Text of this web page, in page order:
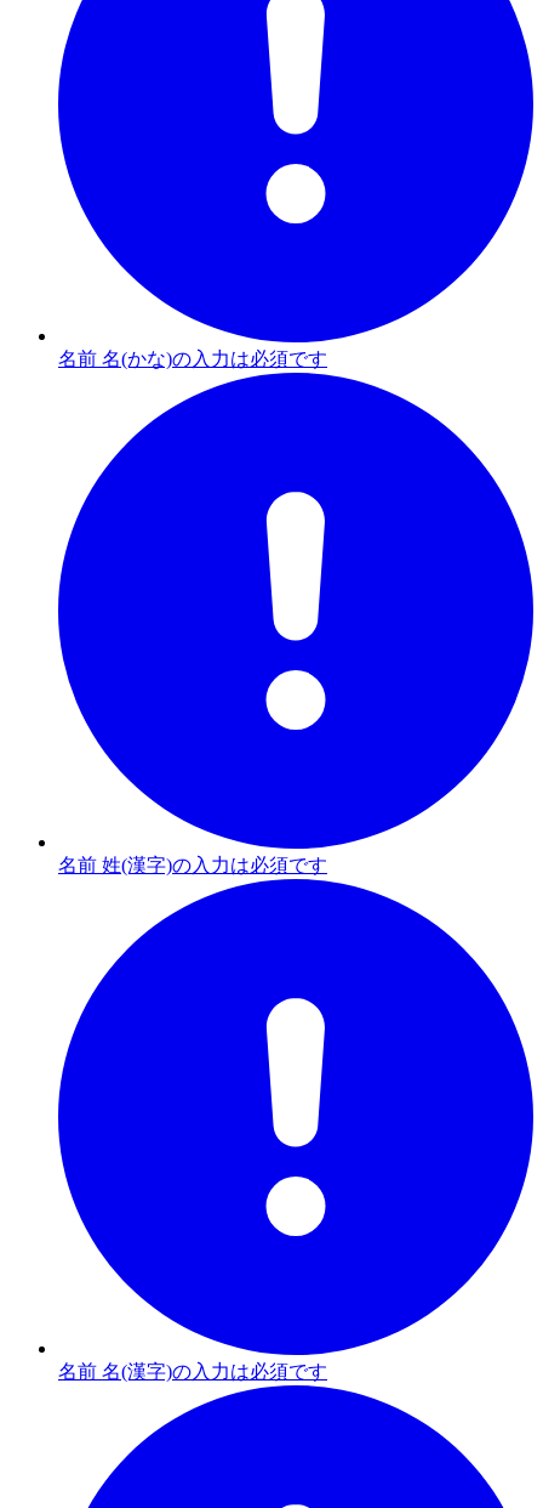
名前 名(かな)の入力は必須です
名前 姓(漢字)の入力は必須です
名前 名(漢字)の入力は必須です